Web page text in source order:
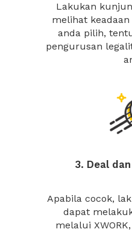
Lakukan
melihat
anda pilih,
pengurusan
3. Deal
Apabila cocok,
dapat
melalui